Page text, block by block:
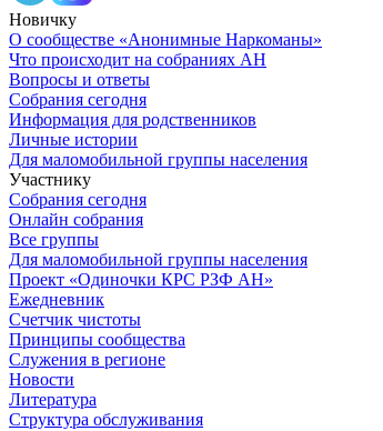
Новичку
О сообществе «Анонимные Наркоманы»
Что происходит на собраниях АН
Вопросы и ответы
Собрания сегодня
Информация для родственников
Личные истории
Для маломобильной группы населения
Участнику
Собрания сегодня
Онлайн собрания
Все группы
Для маломобильной группы населения
Проект «Одиночки КРС РЗФ АН»
Ежедневник
Счетчик чистоты
Принципы сообщества
Служения в регионе
Новости
Литература
Структура обслуживания